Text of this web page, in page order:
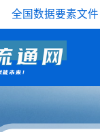
全国数据要素文件